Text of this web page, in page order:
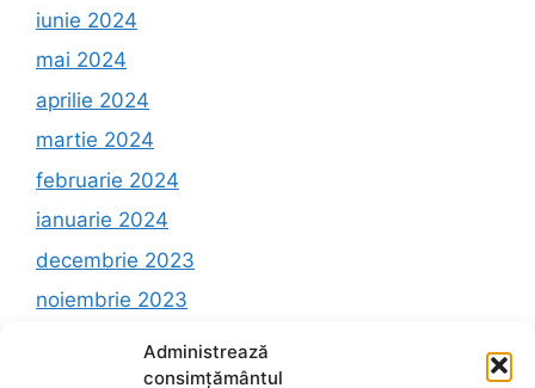
Administrează
consimțământul
iunie 2024
mai 2024
aprilie 2024
martie 2024
februarie 2024
ianuarie 2024
decembrie 2023
noiembrie 2023
octombrie 2023